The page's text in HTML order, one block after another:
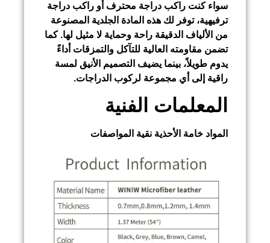
سواء كنت راكب دراجة محترف أو راكب دراجة
ترفيهية، توفر لك هذه المادة الجلدية المصنوعة
من الألياف الدقيقة راحة وحماية لا مثيل لها. كما
تضمن مقاومته العالية للتآكل والتمزقات أداءً
يدوم طويلاً، بينما يضيف التصميم الأنيق لمسة
راقية إلى أي مجموعة لركوب الدراجات.
المعلمات الفنية
المواد خامة الأحذية نقية المواصفات